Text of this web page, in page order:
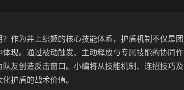
作为井上织姬的核心技能体系，护盾机制不仅是
体现。通过被动触发、主动释放与专属技能的协同
友创造反击窗口。小编将从技能机制、连招技巧
护盾的战术价值。